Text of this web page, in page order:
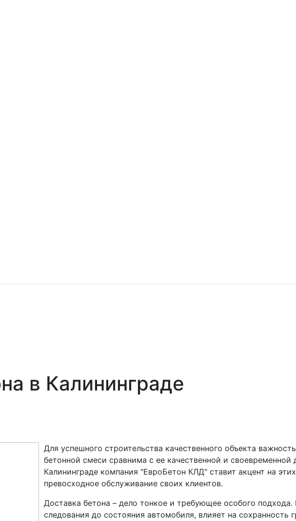
в Калининграде
Для успешного строительства качественного объекта
бетонной смеси сравнима с ее качественной и своевременной
Калининграде компания "ЕвроБетон КЛД" ставит акцент на
превосходное обслуживание своих клиентов.
Доставка бетона – дело тонкое и требующее особого подхода.
следования до состояния автомобиля, влияет на сохранность